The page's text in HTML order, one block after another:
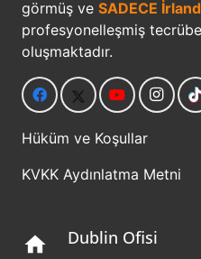
görmüş ve SADECE
profesyonelleşmiş
oluşmaktadır.
Hüküm ve Koşullar
KVKK Aydınlatma Metni
home Dublin Ofisi